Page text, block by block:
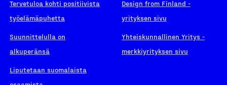
Tervetuloa kohti positiivista
työelämäpuhetta
Suunnittelulla on
alkuperänsä
Liputetaan suomalaista
Design from Finland -
yrityksen sivu
Yhteiskunnallinen Yritys -
merkkiyrityksen sivu